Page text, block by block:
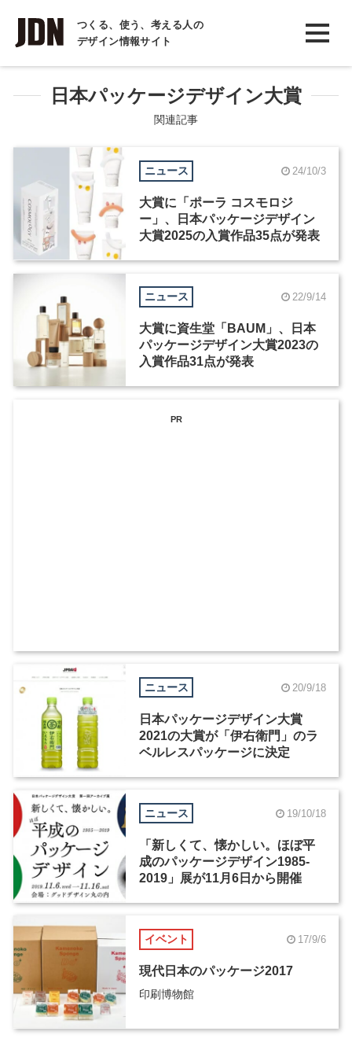
つくる、使う、考える人の
デザイン情報サイト
INTERVIEW
インタビュー
REPORT
COLUMN
コラム
日本パッケージデザイン大賞
関連記事
ニュース 24/10/3
大賞に「ポーラ コスモロジ
ー」、日本パッケージデザイン
大賞2025の入賞作品35点が発表
ニュース 22/9/14
大賞に資生堂「BAUM」、日本
パッケージデザイン大賞2023の
入賞作品31点が発表
PR
ニュース 20/9/18
日本パッケージデザイン大賞
2021の大賞が「伊右衛門」のラ
ベルレスパッケージに決定
ニュース 19/10/18
「新しくて、懐かしい。ほぼ平
成のパッケージデザイン1985-
2019」展が11月6日から開催
イベント 17/9/6
現代日本のパッケージ2017
印刷博物館